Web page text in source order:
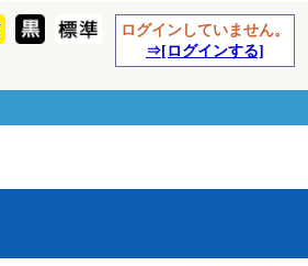
ログインしていません。
⇒[ログインする]